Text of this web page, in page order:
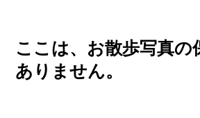
ここは、お散歩写真の
ありません。